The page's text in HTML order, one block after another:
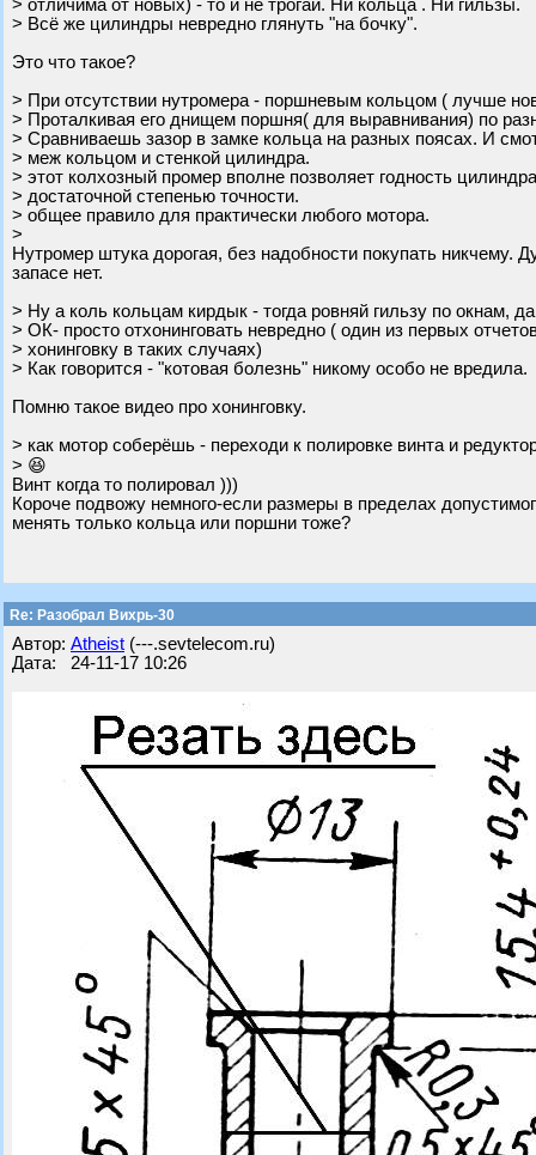
> отличима от новых) - то и не трогай. Ни кольца . Ни гильзы.
> Всё же цилиндры невредно глянуть "на бочку".
Это что такое?
> При отсутствии нутромера - поршневым кольцом ( лучше
> Проталкивая его днищем поршня( для выравнивания) по
> Сравниваешь зазор в замке кольца на разных поясах. И
> меж кольцом и стенкой цилиндра.
> этот колхозный промер вполне позволяет годность
> достаточной степенью точности.
> общее правило для практически любого мотора.
>
Нутромер штука дорогая, без надобности покупать
запасе нет.
> Ну а коль кольцам кирдык - тогда ровняй гильзу по окнам,
> ОК- просто отхонинговать невредно ( один из первых
> хонинговку в таких случаях)
> Как говорится - "котовая болезнь" никому особо не вредила.
Помню такое видео про хонинговку.
> как мотор соберёшь - переходи к полировке винта и
> 😆
Винт когда то полировал )))
Короче подвожу немного-если размеры в пределах
менять только кольца или поршни тоже?
Re: Разобрал Вихрь-30
Автор: Atheist (---.sevtelecom.ru)
Дата: 24-11-17 10:26